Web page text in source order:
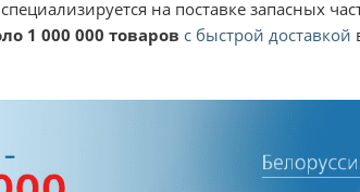
на поставке запасных
1 000 000 товаров с быстрой доставкой